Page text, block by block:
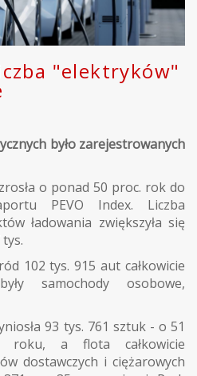
"elektryków"
było zarejestrowanych
o ponad 50 proc. rok do
PEVO Index. Liczba
ładowania zwiększyła się
102 tys. 915 aut całkowicie
samochody osobowe,
93 tys. 761 sztuk - o 51
a flota całkowicie
dostawczych i ciężarowych